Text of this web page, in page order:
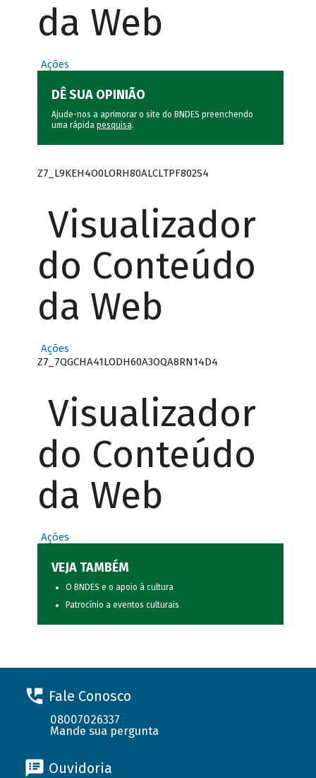
da Web
Ações
DÊ SUA OPINIÃO
Ajude-nos a aprimorar o site do BNDES preenchendo
uma rápida pesquisa.
Z7_L9KEH4O0LORH80ALCLTPF802S4
Visualizador
do Conteúdo
da Web
Ações
Z7_7QGCHA41LODH60A3OQA8RN14D4
Visualizador
do Conteúdo
da Web
Ações
VEJA TAMBÉM
O BNDES e o apoio à cultura
Patrocínio a eventos culturais
Fale Conosco
08007026337
Mande sua pergunta
Ouvidoria